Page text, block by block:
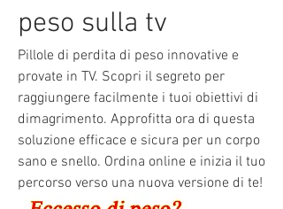
peso sulla tv
Pillole di perdita di peso innovative e
provate in TV. Scopri il segreto per
raggiungere facilmente i tuoi obiettivi di
dimagrimento. Approfitta ora di questa
soluzione efficace e sicura per un corpo
sano e snello. Ordina online e inizia il tuo
percorso verso una nuova versione di te!